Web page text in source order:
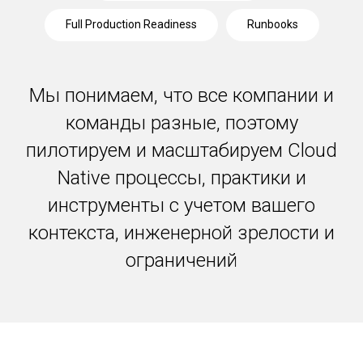
Full Production Readiness Runbooks
Мы понимаем, что все компании и
команды разные, поэтому
пилотируем и масштабируем Cloud
Native процессы, практики и
инструменты с учетом вашего
контекста, инженерной зрелости и
ограничений